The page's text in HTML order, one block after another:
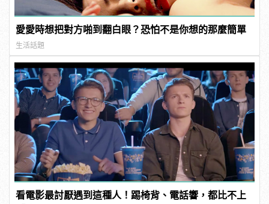
愛愛時想把對方啪到翻白眼？恐怕不是你想的那麼簡單
生活話題
看電影最討厭遇到這種人！踢椅背、電話響，都比不上